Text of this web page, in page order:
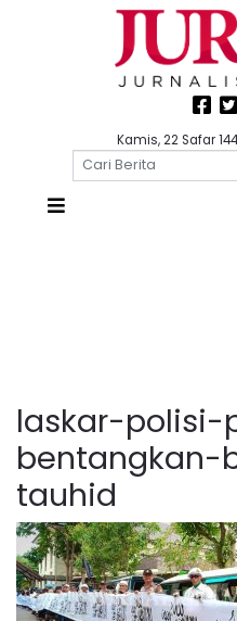
Kamis, 22 Safar
laskar-polisi-
bentangkan-
tauhid